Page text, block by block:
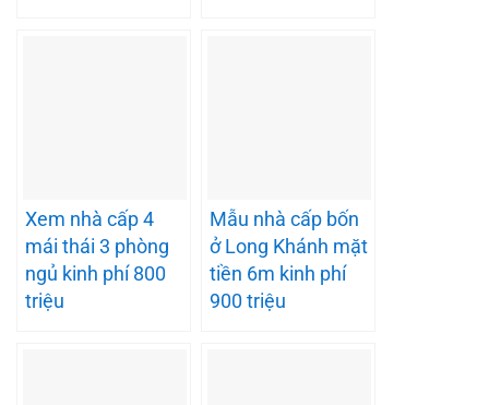
Xem nhà cấp 4
mái thái 3 phòng
ngủ kinh phí 800
triệu
Mẫu nhà cấp bốn
ở Long Khánh mặt
tiền 6m kinh phí
900 triệu